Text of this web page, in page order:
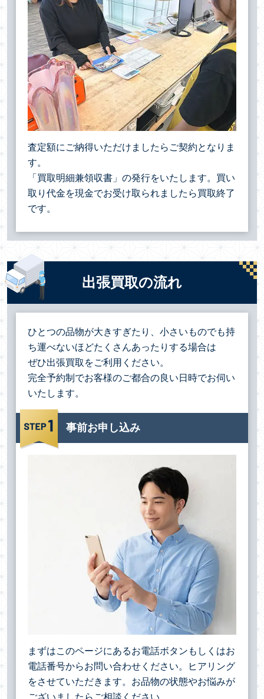
査定額にご納得いただけましたらご契約となりま
す。
「買取明細兼領収書」の発行をいたします。買い
取り代金を現金でお受け取られましたら買取終了
です。
出張買取の流れ
ひとつの品物が大きすぎたり、小さいものでも持
ち運べないほどたくさんあったりする場合は
ぜひ出張買取をご利用ください。
完全予約制でお客様のご都合の良い日時でお伺い
いたします。
事前お申し込み
まずはこのページにあるお電話ボタンもしくはお
電話番号からお問い合わせください。ヒアリング
をさせていただきます。お品物の状態やお悩みが
ございましたらご相談ください。